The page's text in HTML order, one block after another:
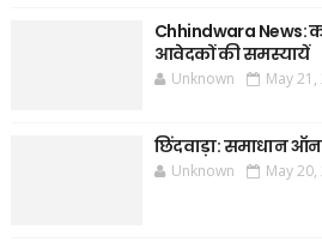
Chhindwara News:
आवेदकों की समस्यायें
Unknown May 21,
छिंदवाड़ा: समाधान
Unknown May 20,